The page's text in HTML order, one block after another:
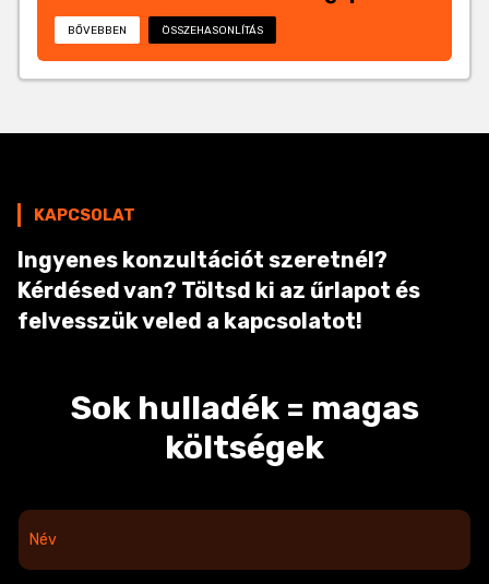
BŐVEBBEN ÖSSZEHASONLÍTÁS
KAPCSOLAT
Ingyenes konzultációt szeretnél?
Kérdésed van? Töltsd ki az űrlapot és
felvesszük veled a kapcsolatot!
Sok hulladék = magas
költségek
N
v